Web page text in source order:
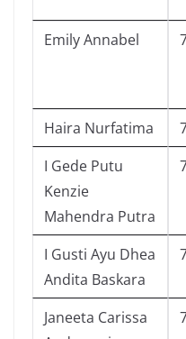
Emily Annabel
Haira Nurfatima
I Gede Putu
Kenzie
Mahendra Putra
I Gusti Ayu Dhea
Andita Baskara
Janeeta Carissa